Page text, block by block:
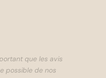
que les avis
possible de nos